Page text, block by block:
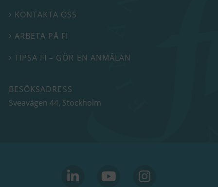
 KONTAKTA OSS
 ARBETA PÅ FI
TIPSA FI – GÖR EN ANMÄLAN
BESÖKSADRESS
Sveavägen 44, Stockholm